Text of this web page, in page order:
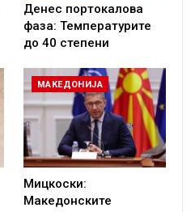
Денес портокалова
фаза: Температурите
до 40 степени
МАКЕДОНИЈА
Мицкоски:
Македонските